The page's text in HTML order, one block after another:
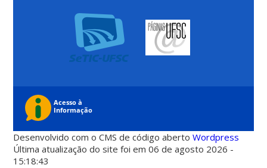
Desenvolvido com o CMS de código abertoWordpress
Última atualização do site foi em 06 de agosto 2026 -
15:18:43